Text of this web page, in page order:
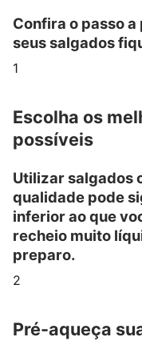
Confira o passo
seus salgados
1
Escolha os
possíveis
Utilizar salgados
qualidade pode
inferior ao que
recheio muito
preparo.
2
Pré-aqueça